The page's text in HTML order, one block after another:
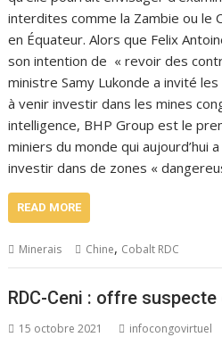
interdites comme la Zambie ou le
en Équateur. Alors que Felix
son intention de « revoir des
ministre Samy Lukonde a invité
à venir investir dans les mines
intelligence, BHP Group est le
miniers du monde qui aujourd’hui
investir dans de zones «
READ MORE
Minerais Chine, Cobalt RDC
RDC-Ceni : offre
15 octobre 2021 infocongovirtuel